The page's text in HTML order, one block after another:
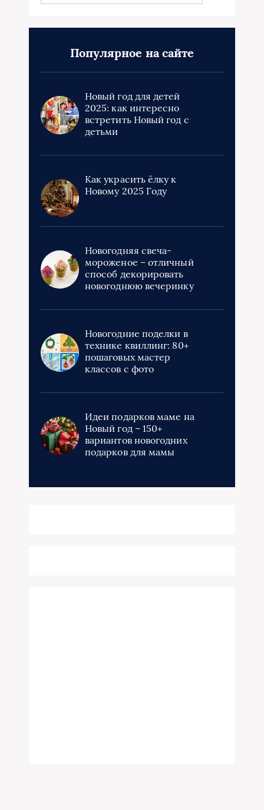
Популярное на сайте
Новый год для детей
2025: как интересно
встретить Новый год с
детьми
Как украсить ёлку к
Новому 2025 Году
Новогодняя свеча-
мороженое – отличный
способ декорировать
новогоднюю вечеринку
Новогодние поделки в
технике квиллинг: 80+
пошаговых мастер
классов с фото
Идеи подарков маме на
Новый год – 150+
вариантов новогодних
подарков для мамы